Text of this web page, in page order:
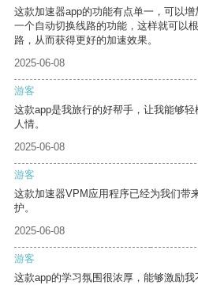
这款加速器app的功能有点单一，可以
一个自动切换线路的功能，这样就可以
路，从而获得更好的加速效果。
2025-06-08
游客
这款app是我旅行的好帮手，让我能够
人情。
2025-06-08
游客
这款加速器VPM应用程序已经为我们带
护。
2025-06-08
游客
这款app的学习氛围很浓厚，能够激励